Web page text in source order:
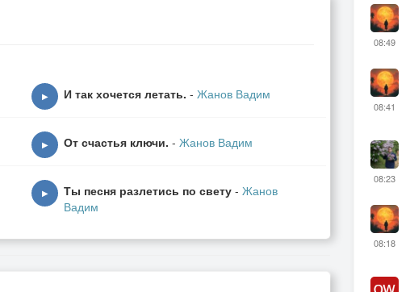
▶ И так хочется летать. - Жанов Вадим
▶ От счастья ключи. - Жанов Вадим
▶ Ты песня разлетись по свету - Жанов
Вадим
08:49
08:41
08:23
08:18